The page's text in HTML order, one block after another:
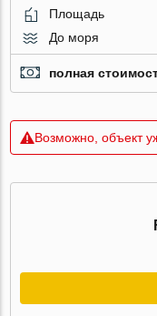
Площадь
До моря
полная
Возможно, объект